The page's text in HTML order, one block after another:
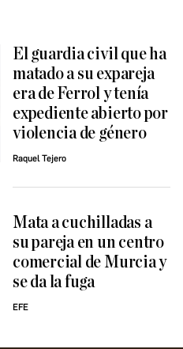
El guardia civil que ha
matado a su expareja
era de Ferrol y tenía
expediente abierto por
violencia de género
Raquel Tejero
Mata a cuchilladas a
su pareja en un centro
comercial de Murcia y
se da la fuga
EFE